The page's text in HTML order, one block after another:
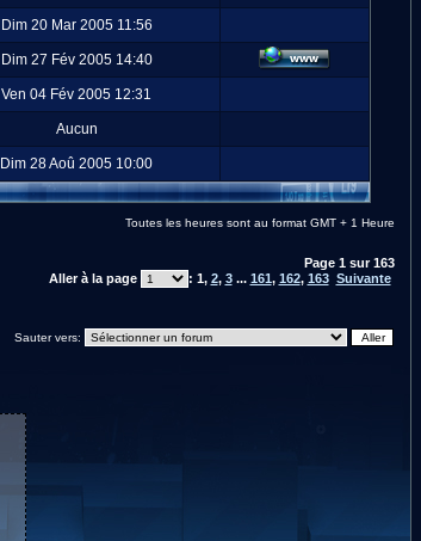
Dim 20 Mar 2005 11:56
Dim 27 Fév 2005 14:40
Ven 04 Fév 2005 12:31
Aucun
Dim 28 Aoû 2005 10:00
Toutes les heures sont au format GMT + 1 Heure
Page 1sur163
Aller à la page
: 1, 2, 3... 161, 162, 163 Suivante
Sauter vers: